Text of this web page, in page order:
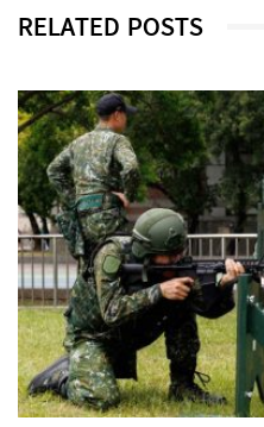
RELATED POSTS